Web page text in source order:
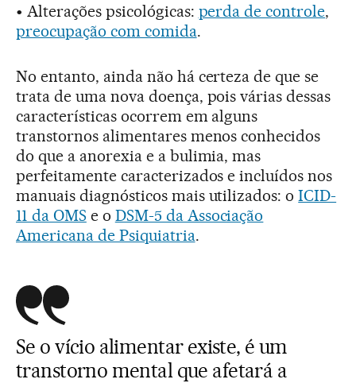
• Alterações psicológicas: perda de controle,
preocupação com comida.
No entanto, ainda não há certeza de que se
trata de uma nova doença, pois várias dessas
características ocorrem em alguns
transtornos alimentares menos conhecidos
do que a anorexia e a bulimia, mas
perfeitamente caracterizados e incluídos nos
manuais diagnósticos mais utilizados: oICID-
11 da OMS e o DSM-5 da Associação
Americana de Psiquiatria.
Se o vício alimentar existe, é um
transtorno mental que afetará a